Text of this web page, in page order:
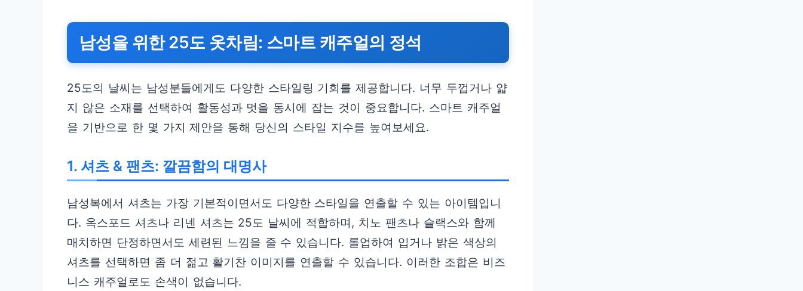
남성을 위한 25도 옷차림: 스마트 캐주얼의 정석
25도의 날씨는 남성분들에게도 다양한 스타일링 기회를 제공합니다. 너무 두껍거나 얇
지 않은 소재를 선택하여 활동성과 멋을 동시에 잡는 것이 중요합니다. 스마트 캐주얼
을 기반으로 한 몇 가지 제안을 통해 당신의 스타일 지수를 높여보세요.
1. 셔츠 & 팬츠: 깔끔함의 대명사
남성복에서 셔츠는 가장 기본적이면서도 다양한 스타일을 연출할 수 있는 아이템입니
다. 옥스포드 셔츠나 리넨 셔츠는 25도 날씨에 적합하며, 치노 팬츠나 슬랙스와 함께
매치하면 단정하면서도 세련된 느낌을 줄 수 있습니다. 롤업하여 입거나 밝은 색상의
셔츠를 선택하면 좀 더 젊고 활기찬 이미지를 연출할 수 있습니다. 이러한 조합은 비즈
니스 캐주얼로도 손색이 없습니다.